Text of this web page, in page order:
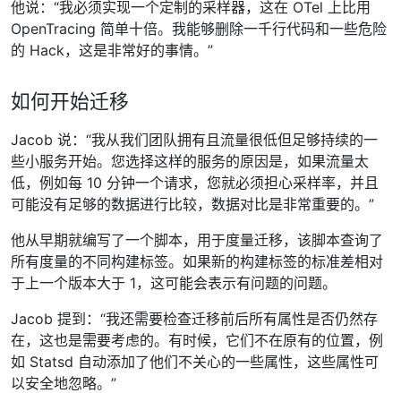
他说：“我必须实现一个定制的采样器，这在 OTel 上比用
OpenTracing 简单十倍。我能够删除一千行代码和一些危险
的 Hack，这是非常好的事情。”
如何开始迁移
Jacob 说：“我从我们团队拥有且流量很低但足够持续的一
些小服务开始。您选择这样的服务的原因是，如果流量太
低，例如每 10 分钟一个请求，您就必须担心采样率，并且
可能没有足够的数据进行比较，数据对比是非常重要的。”
他从早期就编写了一个脚本，用于度量迁移，该脚本查询了
所有度量的不同构建标签。如果新的构建标签的标准差相对
于上一个版本大于 1，这可能会表示有问题的问题。
Jacob 提到：“我还需要检查迁移前后所有属性是否仍然存
在，这也是需要考虑的。有时候，它们不在原有的位置，例
如 Statsd 自动添加了他们不关心的一些属性，这些属性可
以安全地忽略。”